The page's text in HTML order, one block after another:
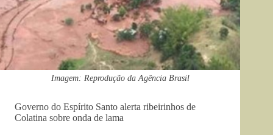
Imagem: Reprodução da Agência Brasil
Governo do Espírito Santo alerta ribeirinhos de
Colatina sobre onda de lama